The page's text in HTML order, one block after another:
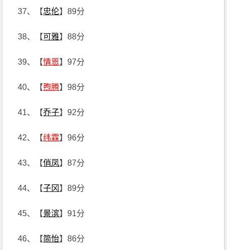
37、【忠伦】89分
38、【可雅】88分
39、【情恩】97分
40、【煦腾】98分
41、【乔子】92分
42、【纬霖】96分
43、【俏凤】87分
44、【子冈 】89分
45、【景滨】91分
46、【简怡】86分